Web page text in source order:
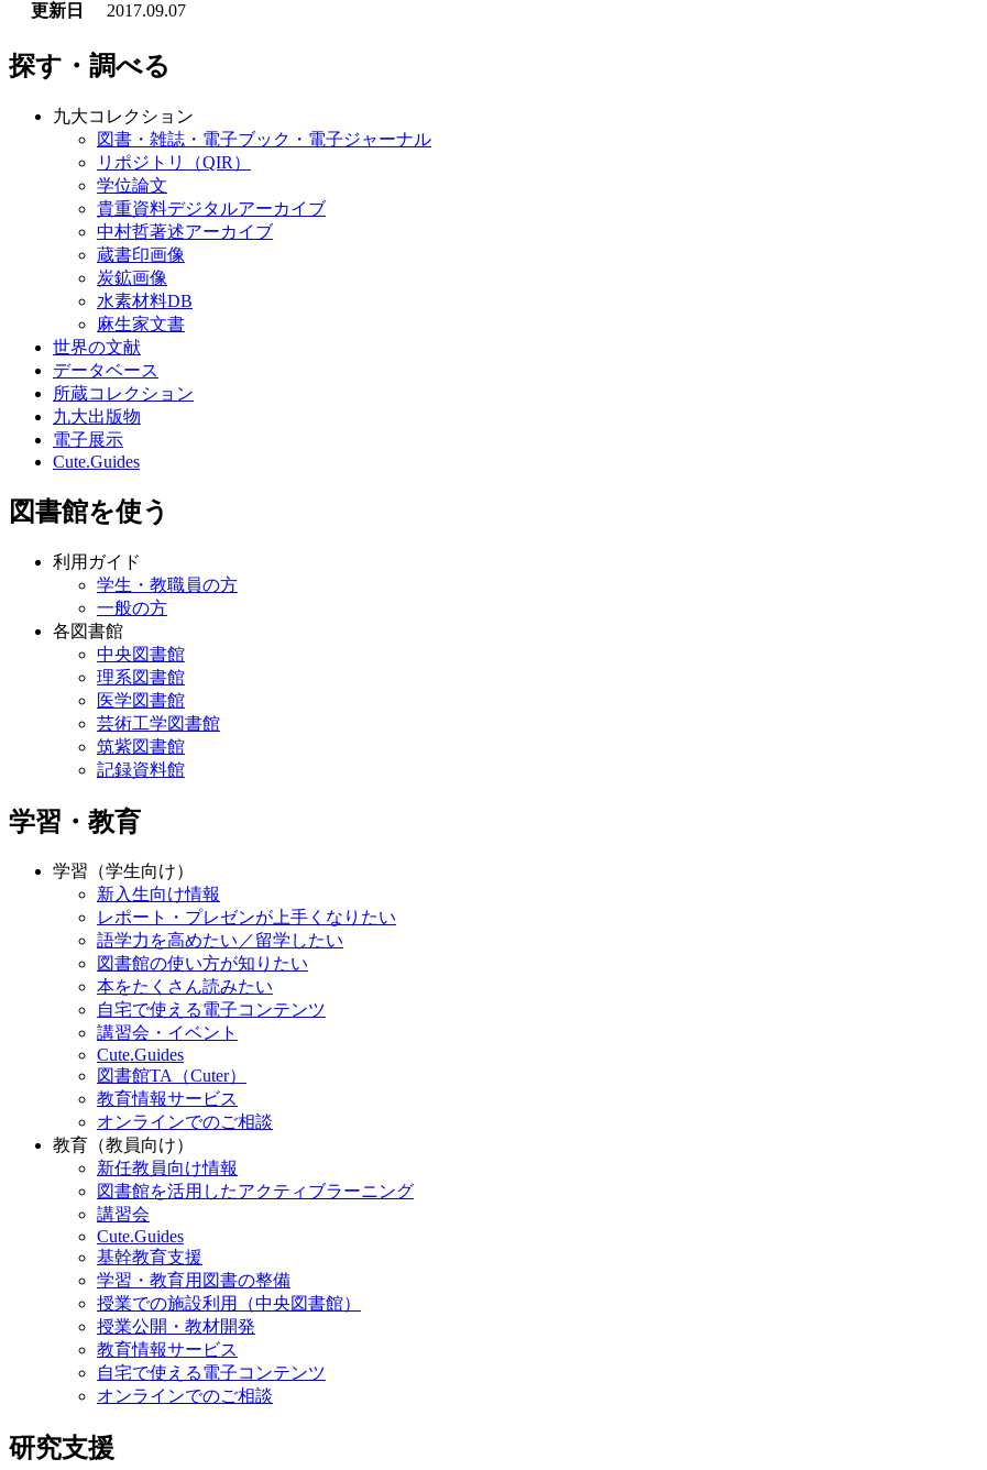
更新日
2017.09.07
探す・調べる
九大コレクション
図書・雑誌・電子ブック・電子ジャーナル
リポジトリ（QIR）
学位論文
貴重資料デジタルアーカイブ
中村哲著述アーカイブ
蔵書印画像
炭鉱画像
水素材料DB
麻生家文書
世界の文献
データベース
所蔵コレクション
九大出版物
電子展示
Cute.Guides
図書館を使う
利用ガイド
学生・教職員の方
一般の方
各図書館
中央図書館
理系図書館
医学図書館
芸術工学図書館
筑紫図書館
記録資料館
学習・教育
学習（学生向け）
新入生向け情報
レポート・プレゼンが上手くなりたい
語学力を高めたい／留学したい
図書館の使い方が知りたい
本をたくさん読みたい
自宅で使える電子コンテンツ
講習会・イベント
Cute.Guides
図書館TA（Cuter）
教育情報サービス
オンラインでのご相談
教育（教員向け）
新任教員向け情報
図書館を活用したアクティブラーニング
講習会
Cute.Guides
基幹教育支援
学習・教育用図書の整備
授業での施設利用（中央図書館）
授業公開・教材開発
教育情報サービス
自宅で使える電子コンテンツ
オンラインでのご相談
研究支援